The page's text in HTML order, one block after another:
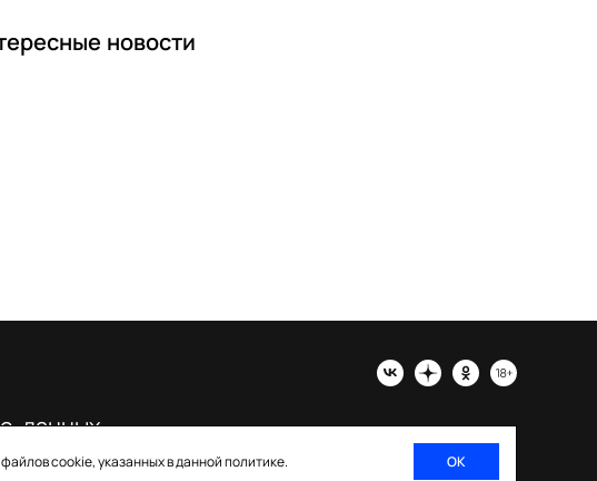
новости
cookie, указанных в данной политике. ОК
данных